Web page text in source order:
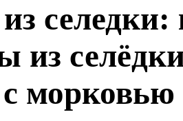
селедки:
из
с морковью